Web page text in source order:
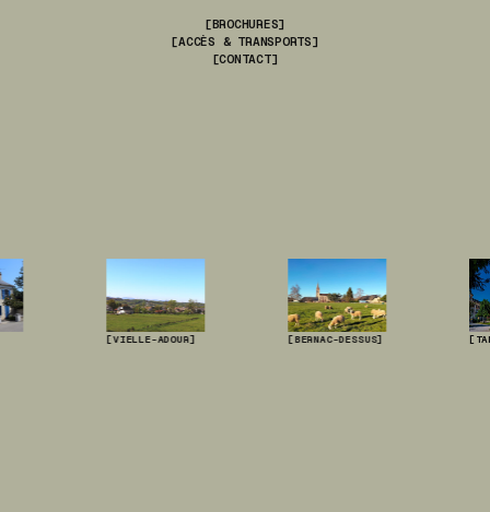
[BROCHURES]
[ACCÈS & TRANSPORTS]
[CONTACT]
[VIELLE-ADOUR] [BERNAC-DESSUS]